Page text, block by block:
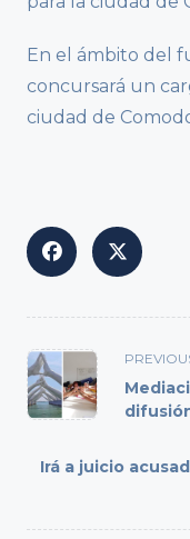
En el ámbito del
concursará un
ciudad de
<span
class="nav-
subtitle
reader-
Irá a juicio